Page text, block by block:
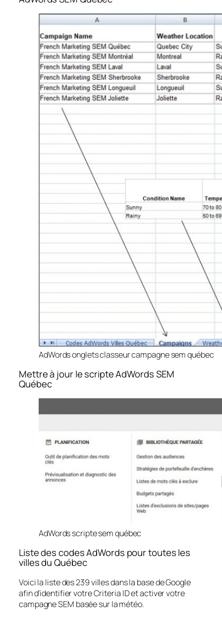
AdWords onglets classeur campagne sem québec
Mettre à jour le scripte AdWords SEM
Québec
AdWords scripte sem québec
Liste des codes AdWords pour toutes les
villes du Québec
Voici la liste des 239 villes dans la base de Google
afin d’identifier votre Criteria ID et activer votre
campagne SEM basée sur la météo.